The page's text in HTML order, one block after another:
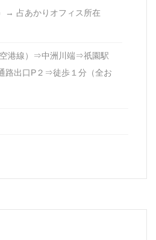
→ 占あかりオフィス所在
港線）⇒中洲川端⇒祇園駅
路出口P２⇒徒歩１分（全お